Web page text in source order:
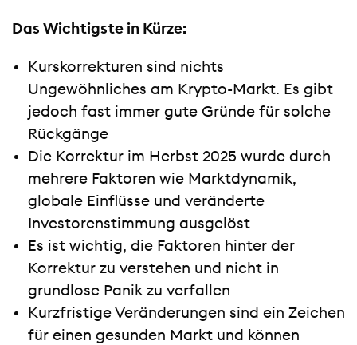
Das Wichtigste in Kürze:
Kurskorrekturen sind nichts
Ungewöhnliches am Krypto-Markt. Es gibt
jedoch fast immer gute Gründe für solche
Rückgänge
Die Korrektur im Herbst 2025 wurde durch
mehrere Faktoren wie Marktdynamik,
globale Einflüsse und veränderte
Investorenstimmung ausgelöst
Es ist wichtig, die Faktoren hinter der
Korrektur zu verstehen und nicht in
grundlose Panik zu verfallen
Kurzfristige Veränderungen sind ein Zeichen
für einen gesunden Markt und können